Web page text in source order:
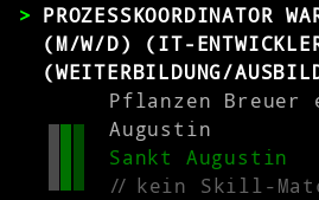
0-1 2-5
PROZESSKOORDINATOR
(M/W/D) (IT-
(WEITERBILDUNG/
Pflanzen Breuer
Augustin
Sankt Augustin
//kein Skill-